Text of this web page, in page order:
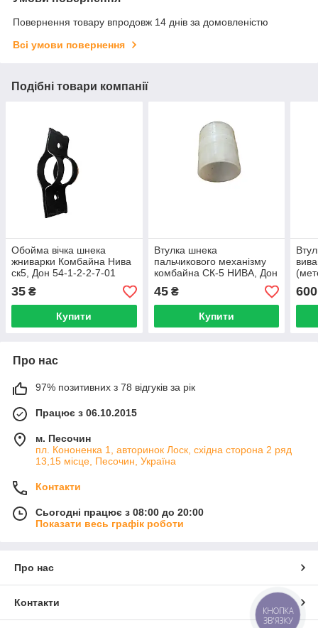
Повернення товару впродовж 14 днів за домовленістю
Всі умови повернення
Подібні товари компанії
Обойма вічка шнека
жниварки Комбайна Нива
ск5, Дон 54-1-2-2-7-01
товщина 1мм
35 ₴
Купити
Втулка шнека
пальчикового механізму
комбайна СК-5 НИВА, Дон
1500
45₴
Купити
600
Про нас
97% позитивних з 78 відгуків за рік
Працює з 06.10.2015
м. Песочин
пл. Кононенка 1, авторинок Лоск, східна сторона 2 ряд
13,15 місце, Песочин, Україна
Контакти
Сьогодні працює з 08:00 до 20:00
Показати весь графік роботи
Про нас
Контакти
КНОПКА
ЗВ'ЯЗКУ